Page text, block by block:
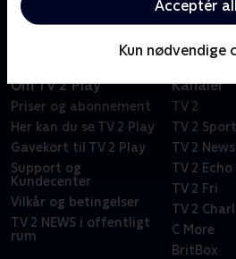
Acceptér
Kun nødvendige
Om TV 2 Play
Priser og abonnement
Her kan du se TV 2 Play
Gavekort til TV 2 Play
Support og
Kundecenter
Vilkår og betingelser
TV 2 NEWS i offentligt
rum
Kanaler
TV 2
TV 2 Sport
TV 2 News
TV 2 Echo
TV 2 Fri
TV 2
C More
BritBox